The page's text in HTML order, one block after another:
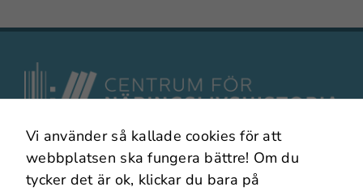
I samarbete med
Vi använder så kallade cookies för att
webbplatsen ska fungera bättre! Om du
tycker det är ok, klickar du bara på